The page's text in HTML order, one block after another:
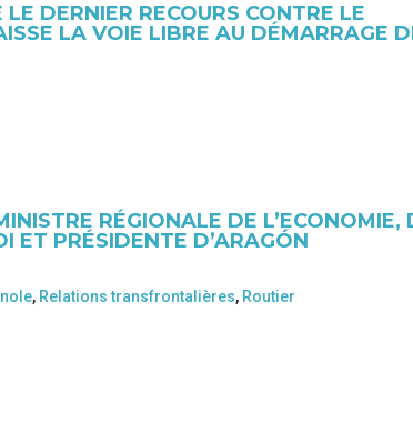
DERNIER RECOURS CONTRE LE
LA VOIE LIBRE AU DÉMARRAGE
RÉGIONALE DE L’ECONOMIE,
ET PRÉSIDENTE D’ARAGÓN
, Relations transfrontalières, Routier